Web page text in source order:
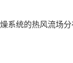
系统的热风流场